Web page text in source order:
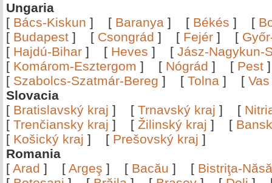
Ungaria
[ Bács-Kiskun ] [ Baranya ] [ Békés ] [
[ Budapest ] [ Csongrád ] [ Fejér ] [
[ Hajdú-Bihar ] [ Heves ] [ Jász-Nagykun-
[ Komárom-Esztergom ] [ Nógrád ] [ Pest
[ Szabolcs-Szatmár-Bereg ] [ Tolna ] [ Vas
Slovacia
[ Bratislavský kraj ] [ Trnavský kraj ] [
[ Trenčiansky kraj ] [ Žilinský kraj ] [
[ Košický kraj ] [ Prešovský kraj ]
Romania
[ Arad ] [ Argeş ] [ Bacău ] [ Bistriţa-